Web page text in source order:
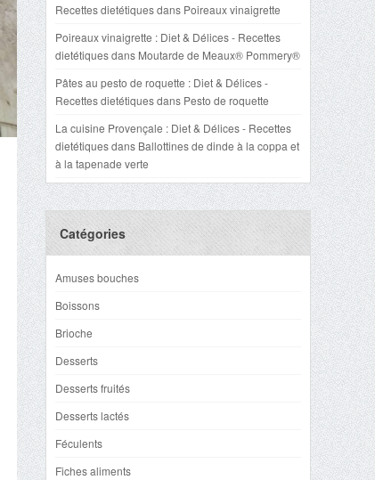
Recettes dietétiquesdans Poireaux vinaigrette
Poireaux vinaigrette : Diet & Délices - Recettes
dietétiquesdans Moutarde de Meaux® Pommery®
Pâtes au pesto de roquette : Diet & Délices -
Recettes dietétiquesdans Pesto de roquette
La cuisine Provençale : Diet & Délices - Recettes
dietétiquesdans Ballottines de dinde à la coppa et
à la tapenade verte
Catégories
Amuses bouches
Boissons
Brioche
Desserts
Desserts fruités
Desserts lactés
Féculents
Fiches aliments